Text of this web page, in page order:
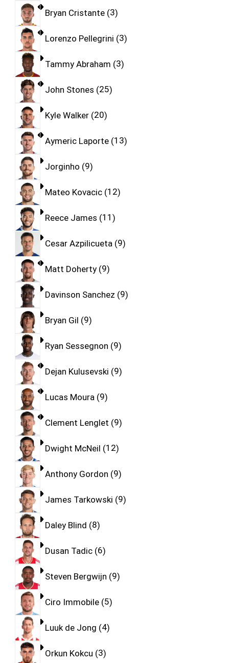
Bryan Cristante 3
Lorenzo Pellegrini 3
Tammy Abraham 3
John Stones 25
Kyle Walker 20
Aymeric Laporte 13
Jorginho 9
Mateo Kovacic 12
Reece James 11
Cesar Azpilicueta 9
Matt Doherty 9
Davinson Sanchez 9
Bryan Gil 9
Ryan Sessegnon 9
Dejan Kulusevski 9
Lucas Moura 9
Clement Lenglet 9
Dwight McNeil 12
Anthony Gordon 9
James Tarkowski 9
Daley Blind 8
Dusan Tadic 6
Steven Bergwijn 9
Ciro Immobile 5
Luuk de Jong 4
Orkun Kokcu 3